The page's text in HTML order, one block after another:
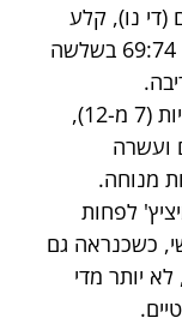
לסיום (די נו), קלע
את נקודותיו האחרונות במשחק. 69:74 בשלשה
מלבד הנקודות והשלשות ההמוניות (7 מ-12),
ועשרה
מנוחה.
לפחות
כשכנראה גם
יותר מדי